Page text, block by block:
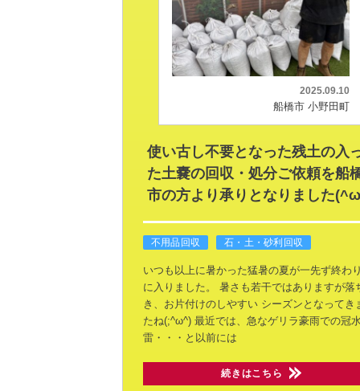
2025.09.10
船橋市 小野田町
使い古し不要となった残土の入
た土嚢の回収・処分ご依頼を船
市の方より承りとなりました
不用品回収 石・土・砂利回収
いつも以上に暑かった猛暑の夏が一先ず終わ
に入りました。
暑さも若干ではありますが落
き、お片付けのしやすい シーズンとなってき
たね(;^ω^) 最近では、急なゲリラ豪雨での冠
雷・・・と以前には
続きはこちら